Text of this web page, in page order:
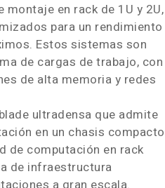
montaje en rack de 1U y 2U,
para un rendimiento
Estos sistemas son
de cargas de trabajo, con
de alta memoria y redes
ultradensa que admite
en un chasis compacto
de computación en rack
de infraestructura